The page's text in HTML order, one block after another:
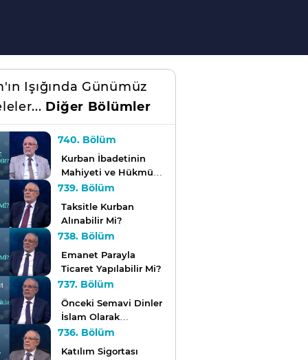
Işığında Günümüz
Diğer Bölümler
740. Bölüm
Kurban İbadetinin
Mahiyeti ve Hükmü
Nedir?
739. Bölüm
Taksitle Kurban
Alınabilir Mi?
738. Bölüm
Emanet Parayla
Ticaret Yapılabilir Mi?
737. Bölüm
Önceki Semavi Dinler
İslam Olarak
Adlandırılabilir Mi?
736. Bölüm
Katılım Sigortası